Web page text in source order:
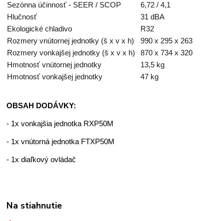
Sezónna účinnosť - SEER / SCOP
6,72 / 4,1
Hlučnosť
31 dBA
Ekologické chladivo
R32
Rozmery vnútornej jednotky (š x v x h)
990 x 295 x 263
Rozmery vonkajšej jednotky (š x v x h)
870 x 734 x 320
Hmotnosť vnútornej jednotky
13,5 kg
Hmotnosť vonkajšej jednotky
47 kg
OBSAH DODÁVKY:
- 1x vonkajšia jednotka RXP50M
- 1x vnútorná jednotka FTXP50M
- 1x diaľkový ovládač
Na stiahnutie